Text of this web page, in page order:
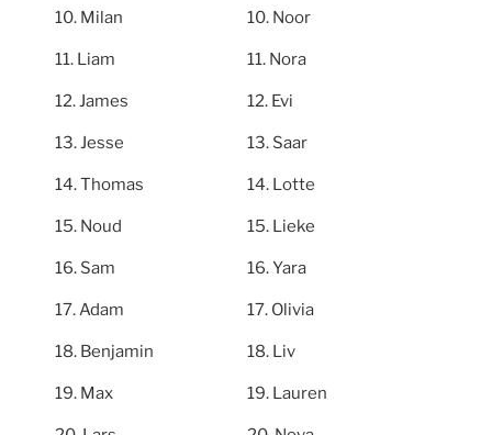
Milan
Liam
James
Jesse
Thomas
Noud
Sam
Adam
Benjamin
Max
Noor
Nora
Evi
Saar
Lotte
Lieke
Yara
Olivia
Liv
Lauren